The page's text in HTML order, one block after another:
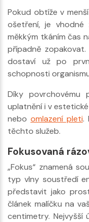
Pokud obtíže v
ošetření, je
měkkým tkáním čas
případně
dostaví už po
schopnosti
Díky povrchovému
uplatnění i v
nebo omlazení pleti.
těchto služeb.
Fokusovaná
„Fokus“ znamená
typ vlny soustředí
představit jako
článek malíčku na
centimetry. Nejvyšší